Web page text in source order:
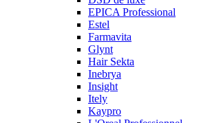
EPICA Professional
Estel
Farmavita
Glynt
Hair Sekta
Inebrya
Insight
Itely
Kaypro